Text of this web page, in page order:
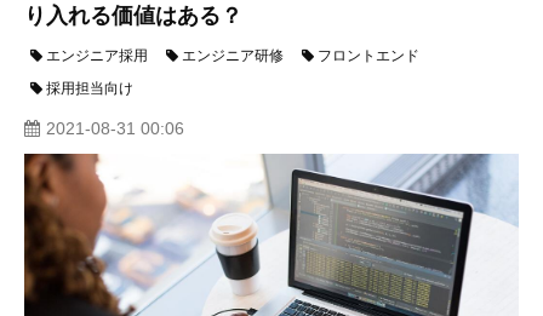
り入れる価値はある？
エンジニア採用 エンジニア研修
フロントエンド
採用担当向け
2021-08-31 00:06